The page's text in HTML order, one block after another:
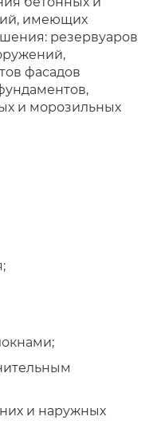
имеющих
резервуаров
фасадов
и морозильных
и наружных